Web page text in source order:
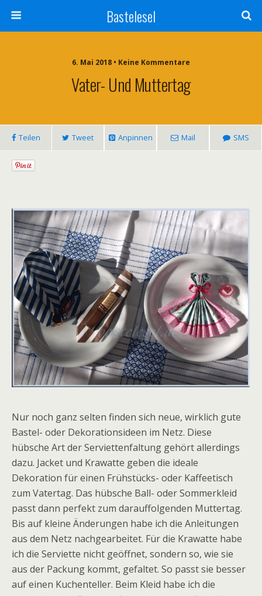
Bastelesel
6. Mai 2018 • Keine Kommentare
Vater- Und Muttertag
Teilen Tweet Anpinnen Mail SMS
Nur noch ganz selten finden sich neue, wirklich gute
Bastel- oder Dekorationsideen im Netz. Diese
hübsche Art der Serviettenfaltung gehört allerdings
dazu. Jacket und Krawatte geben die ideale
Dekoration für einen Frühstücks- oder Kaffeetisch
zum Vatertag. Das hübsche Ball- oder Sommerkleid
passt dann perfekt zum darauffolgenden Muttertag.
Bis auf kleine Änderungen habe ich die Anleitungen
aus dem Netz nachgearbeitet. Für die Krawatte habe
ich die Serviette nicht geöffnet, sondern so, wie sie
aus der Packung kommt, gefaltet. So passt sie besser
auf einen Kuchenteller. Beim Kleid habe ich die